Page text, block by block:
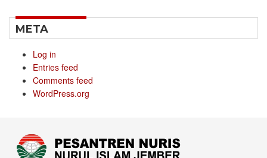
META
Log in
Entries feed
Comments feed
WordPress.org